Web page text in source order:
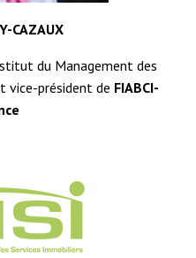
CAZAUX
du Management des
vice-président de FIABCI-